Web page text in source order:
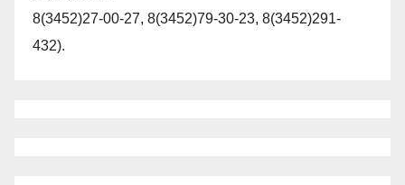
8(3452)27-00-27, 8(3452)79-30-23, 8(3452)291-
432).